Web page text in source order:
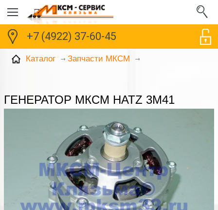
+7 (4922) 37-60-45
Каталог Запчасти МКСМ
ГЕНЕРАТОР МКСМ HATZ 3M41